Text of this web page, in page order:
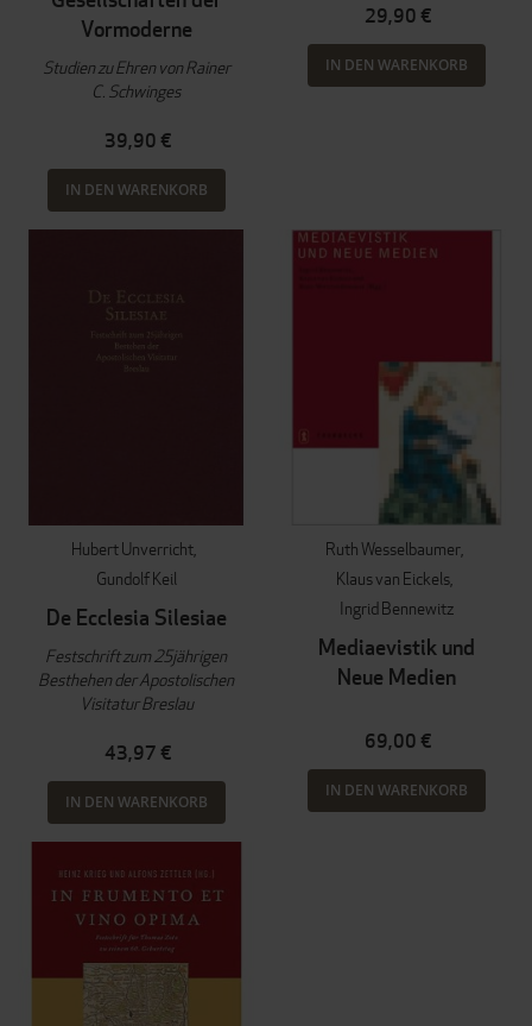
Vormoderne
Studien zu Ehren von Rainer
C. Schwinges
39,90 €
IN DEN WARENKORB
29,90 €
IN DEN WARENKORB
Hubert Unverricht
Gundolf Keil
De Ecclesia Silesiae
Festschrift zum 25jährigen
Besthehen der Apostolischen
Visitatur Breslau
43,97 €
IN DEN WARENKORB
Ruth Wesselbaumer
Klaus van Eickels
Ingrid Bennewitz
Mediaevistik und
Neue Medien
69,00 €
IN DEN WARENKORB